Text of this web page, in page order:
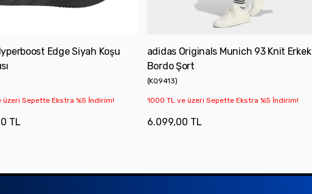
Edge Siyah Koşu
üzeri Sepette Ekstra %5 İndirim!
TL
adidas Originals Munich 93 Knit Erkek
Bordo Şort
(KQ9413)
1000 TL ve üzeri Sepette Ekstra %5 İndirim!
6.099,00 TL